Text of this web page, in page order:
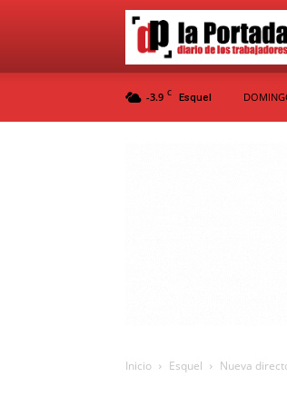
-3.9 C Esquel
Inicio Esquel Nueva